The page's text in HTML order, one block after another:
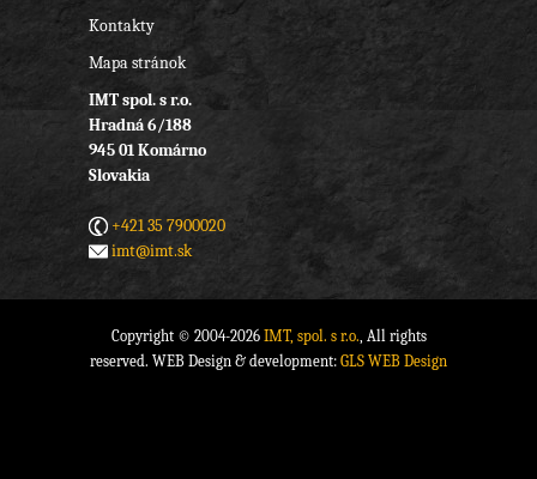
Kontakty
Mapa stránok
IMT spol. s r.o.
Hradná 6/188
945 01 Komárno
Slovakia
+421 35 7900020
imt@imt.sk
Copyright © 2004-2026 IMT, spol. s r.o., All rights
reserved. WEB Design & development: GLS WEB Design